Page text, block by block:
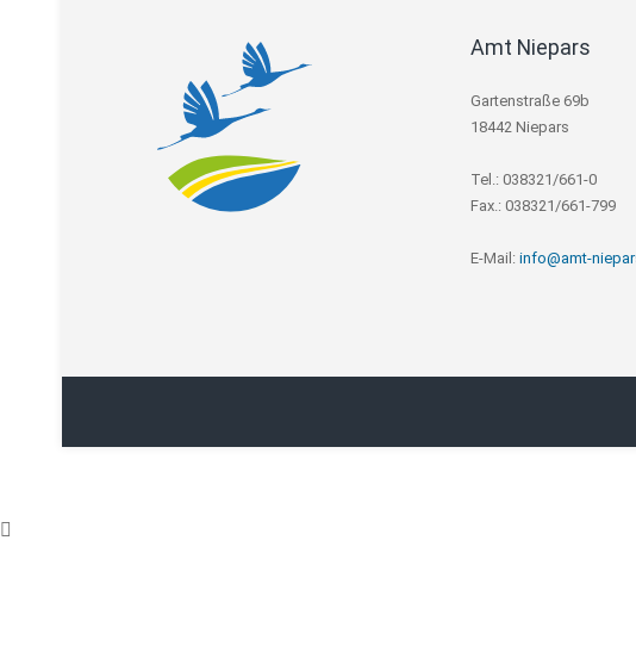
Amt Niepars
Gartenstraße 69b
18442 Niepars
Tel.: 038321/661-0
Fax.: 038321/661-799
E-Mail: info@amt-